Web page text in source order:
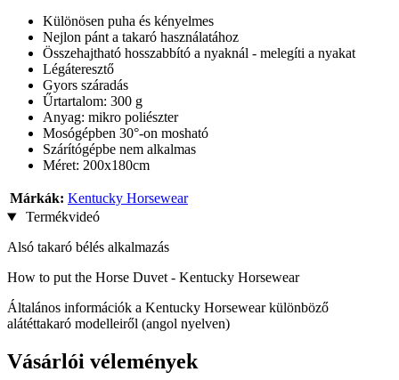
Különösen puha és kényelmes
Nejlon pánt a takaró használatához
Összehajtható hosszabbító a nyaknál - melegíti a nyakat
Légáteresztő
Gyors száradás
Űrtartalom: 300 g
Anyag: mikro poliészter
Mosógépben 30°-on mosható
Szárítógépbe nem alkalmas
Méret: 200x180cm
Márkák: Kentucky Horsewear
Termékvideó
Alsó takaró bélés alkalmazás
How to put the Horse Duvet - Kentucky Horsewear
Általános információk a Kentucky Horsewear különböző
alátéttakaró modelleiről (angol nyelven)
Vásárlói vélemények